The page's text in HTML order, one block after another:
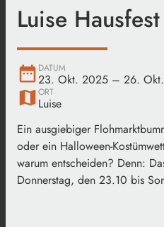
Luise Hausfest
date_range DATUM
23. Okt. 2025 – 26.
map ORT
Luise
Ein ausgiebiger
oder ein Halloween-
warum entscheiden? Denn:
Donnerstag, den 23.10 bis